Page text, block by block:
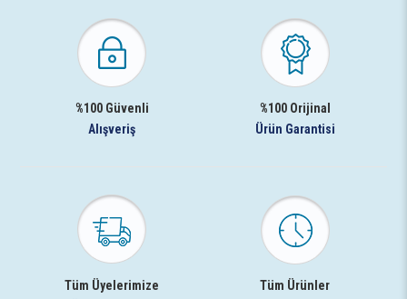
%100 Güvenli
Alışveriş
%100 Orijinal
Ürün Garantisi
Tüm Üyelerimize
Tüm Ürünler